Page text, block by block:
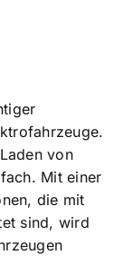
von
Mit einer
die mit
sind, wird